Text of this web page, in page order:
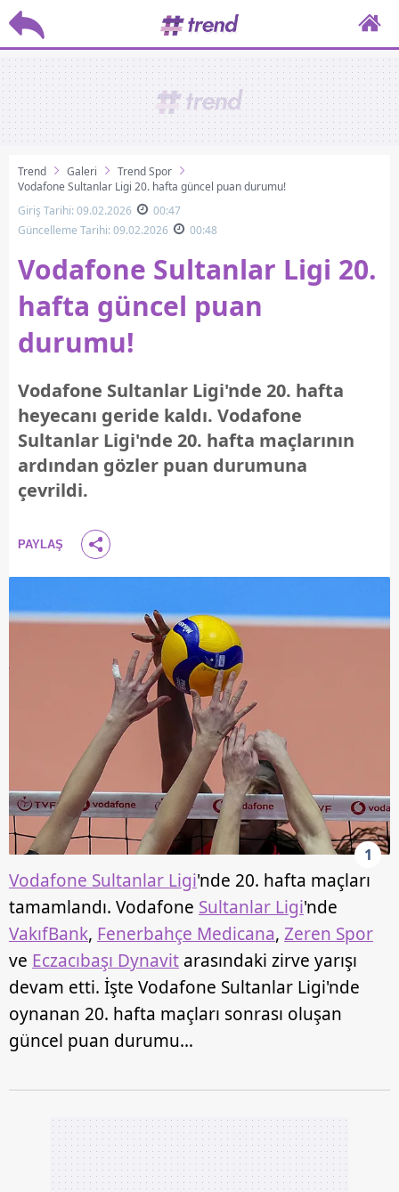
Trend Galeri
Trend Spor
Vodafone Sultanlar Ligi 20. hafta güncel puan durumu!
Giriş Tarihi: 09.02.2026
00:47
Güncelleme Tarihi: 09.02.2026
00:48
Vodafone Sultanlar Ligi 20.
hafta güncel puan
durumu!
Vodafone Sultanlar Ligi'nde 20. hafta
heyecanı geride kaldı. Vodafone
Sultanlar Ligi'nde 20. hafta maçlarının
ardından gözler puan durumuna
çevrildi.
PAYLAŞ
1
Vodafone Sultanlar Ligi'nde 20. hafta maçları
tamamlandı. Vodafone Sultanlar Ligi'nde
VakıfBank, Fenerbahçe Medicana, Zeren Spor
ve Eczacıbaşı Dynavit arasındaki zirve yarışı
devam etti. İşte Vodafone Sultanlar Ligi'nde
oynanan 20. hafta maçları sonrası oluşan
güncel puan durumu…